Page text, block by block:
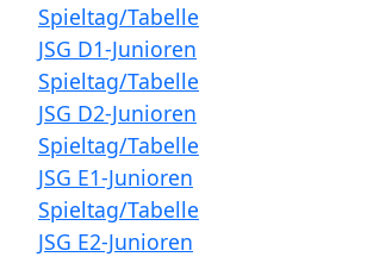
Spieltag/Tabelle
JSG D1-Junioren
Spieltag/Tabelle
JSG D2-Junioren
Spieltag/Tabelle
JSG E1-Junioren
Spieltag/Tabelle
JSG E2-Junioren